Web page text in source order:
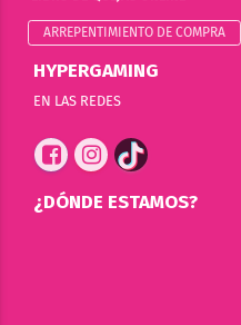
ARREPENTIMIENTO DE COMPRA
HYPERGAMING
EN LAS REDES
¿DÓNDE ESTAMOS?